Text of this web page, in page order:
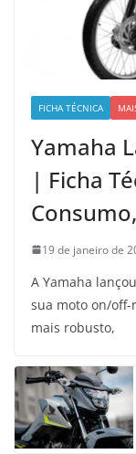
FICHA TÉCNICA
Yamaha
| Ficha
19 de janeiro de
A Yamaha
sua moto on/off-
mais robusto,